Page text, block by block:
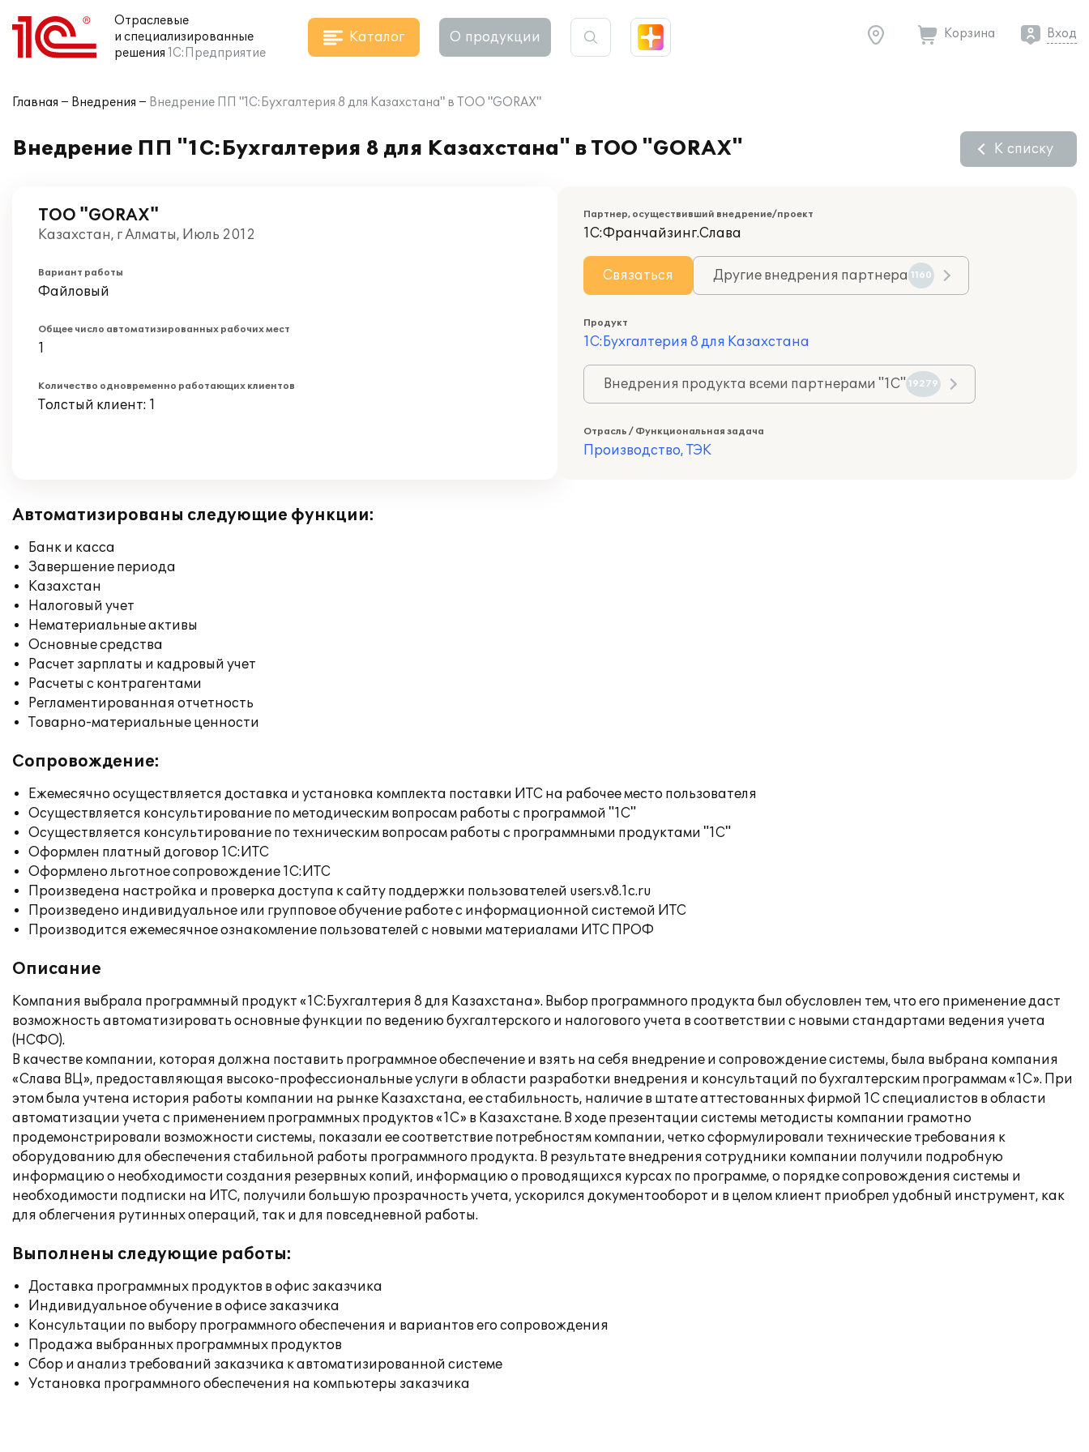
Отраслевые
и специализированные
решения 1С:Предприятие
Каталог О продукции Корзина Вход
Главная Внедрения Внедрение ПП "1С:Бухгалтерия 8 для Казахстана" в ТОО "GORAX"
Внедрение ПП "1С:Бухгалтерия 8 для Казахстана" в ТОО "GORAX" К списку
ТОО "GORAX"
Казахстан, г Алматы, Июль 2012
Вариант работы
Файловый
Общее число автоматизированных рабочих мест
1
Количество одновременно работающих клиентов
Толстый клиент: 1
Партнер, осуществивший внедрение/проект
1С:Франчайзинг.Слава
Связаться Другие внедрения партнера 1160
Продукт
1С:Бухгалтерия 8 для Казахстана
Внедрения продукта всеми партнерами "1С" 19279
Отрасль / Функциональная задача
Производство, ТЭК
Автоматизированы следующие функции:
Банк и касса
Завершение периода
Казахстан
Налоговый учет
Нематериальные активы
Основные средства
Расчет зарплаты и кадровый учет
Расчеты с контрагентами
Регламентированная отчетность
Товарно-материальные ценности
Сопровождение:
Ежемесячно осуществляется доставка и установка комплекта поставки ИТС на рабочее место пользователя
Осуществляется консультирование по методическим вопросам работы с программой "1С"
Осуществляется консультирование по техническим вопросам работы с программными продуктами "1С"
Оформлен платный договор 1С:ИТС
Оформлено льготное сопровождение 1С:ИТС
Произведена настройка и проверка доступа к сайту поддержки пользователей users.v8.1c.ru
Произведено индивидуальное или групповое обучение работе с информационной системой ИТС
Производится ежемесячное ознакомление пользователей с новыми материалами ИТС ПРОФ
Описание
Компания выбрала программный продукт «1С:Бухгалтерия 8 для Казахстана». Выбор программного продукта был обусловлен тем, что его применение даст
возможность автоматизировать основные функции по ведению бухгалтерского и налогового учета в соответствии с новыми стандартами ведения учета
(НСФО).
В качестве компании, которая должна поставить программное обеспечение и взять на себя внедрение и сопровождение системы, была выбрана компания
«Слава ВЦ», предоставляющая высоко-профессиональные услуги в области разработки внедрения и консультаций по бухгалтерским программам «1С». При
этом была учтена история работы компании на рынке Казахстана, ее стабильность, наличие в штате аттестованных фирмой 1С специалистов в области
автоматизации учета с применением программных продуктов «1С» в Казахстане. В ходе презентации системы методисты компании грамотно
продемонстрировали возможности системы, показали ее соответствие потребностям компании, четко сформулировали технические требования к
оборудованию для обеспечения стабильной работы программного продукта. В результате внедрения сотрудники компании получили подробную
информацию о необходимости создания резервных копий, информацию о проводящихся курсах по программе, о порядке сопровождения системы и
необходимости подписки на ИТС, получили большую прозрачность учета, ускорился документооборот и в целом клиент приобрел удобный инструмент, как
для облегчения рутинных операций, так и для повседневной работы.
Выполнены следующие работы:
Доставка программных продуктов в офис заказчика
Индивидуальное обучение в офисе заказчика
Консультации по выбору программного обеспечения и вариантов его сопровождения
Продажа выбранных программных продуктов
Сбор и анализ требований заказчика к автоматизированной системе
Установка программного обеспечения на компьютеры заказчика